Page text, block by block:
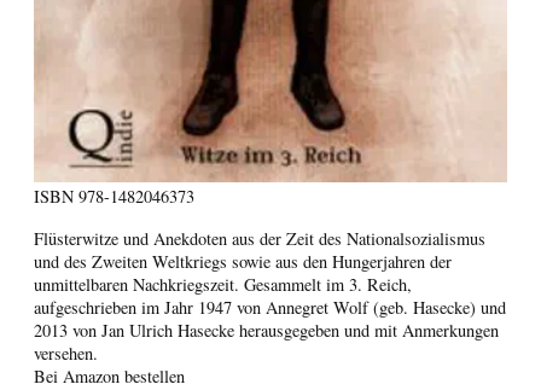
ISBN 978-1482046373
Flüsterwitze und Anekdoten aus der Zeit des Nationalsozialismus
und des Zweiten Weltkriegs sowie aus den Hungerjahren der
unmittelbaren Nachkriegszeit. Gesammelt im 3. Reich,
aufgeschrieben im Jahr 1947 von Annegret Wolf (geb. Hasecke) und
2013 von Jan Ulrich Hasecke herausgegeben und mit Anmerkungen
versehen.
Bei Amazon bestellen